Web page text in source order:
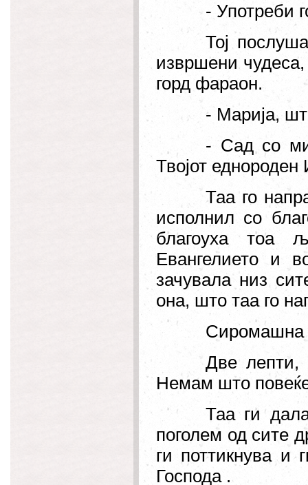
- Употреби
Тој
извршени
горд фараон.
- Марија,
- Сад со
Твојот еднороден
Таа го
исполнил со
благоуха тоа
Евангелието и
зачувала низ
она, што таа го
Сиромашна
Две лепти,
Немам што
Таа ги
поголем од сите
ги поттикнува и
Господа .